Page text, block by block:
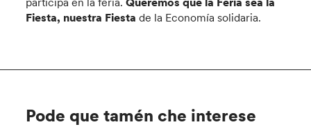
Fiesta, nuestra Fiesta de la Economía solidaria.
Pode que tamén che interese